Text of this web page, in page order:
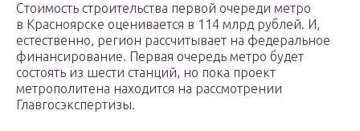
Стоимость строительства первой очереди метро
в Красноярске оценивается в 114 млрд рублей. И,
естественно, регион рассчитывает на федеральное
финансирование. Первая очередь метро будет
состоять из шести станций, но пока проект
метрополитена находится на рассмотрении
Главгосэкспертизы.